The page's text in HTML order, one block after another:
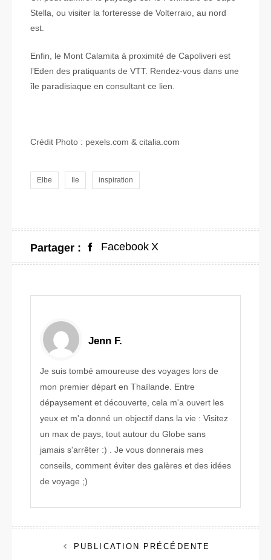
Stella, ou visiter la forteresse de Volterraio, au nord
est.
Enfin, le Mont Calamita à proximité de Capoliveri est
l’Eden des pratiquants de VTT. Rendez-vous dans une
île paradisiaque en consultant ce lien.
Crédit Photo : pexels.com & citalia.com
Elbe Ile inspiration
Partager : Facebook X
Jenn F.
Je suis tombé amoureuse des voyages lors de
mon premier départ en Thaïlande. Entre
dépaysement et découverte, cela m'a ouvert les
yeux et m'a donné un objectif dans la vie : Visitez
un max de pays, tout autour du Globe sans
jamais s'arrêter :) . Je vous donnerais mes
conseils, comment éviter des galères et des idées
de voyage ;)
NavigationPUBLICATION PRÉCÉDENTE